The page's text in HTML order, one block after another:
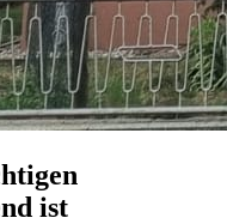
ist